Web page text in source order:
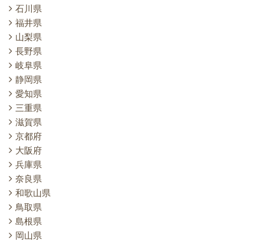
石川県
福井県
山梨県
長野県
岐阜県
静岡県
愛知県
三重県
滋賀県
京都府
大阪府
兵庫県
奈良県
和歌山県
鳥取県
島根県
岡山県